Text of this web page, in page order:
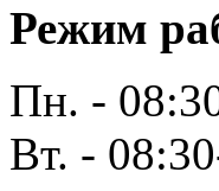
Режим
Пн. -
Вт. -